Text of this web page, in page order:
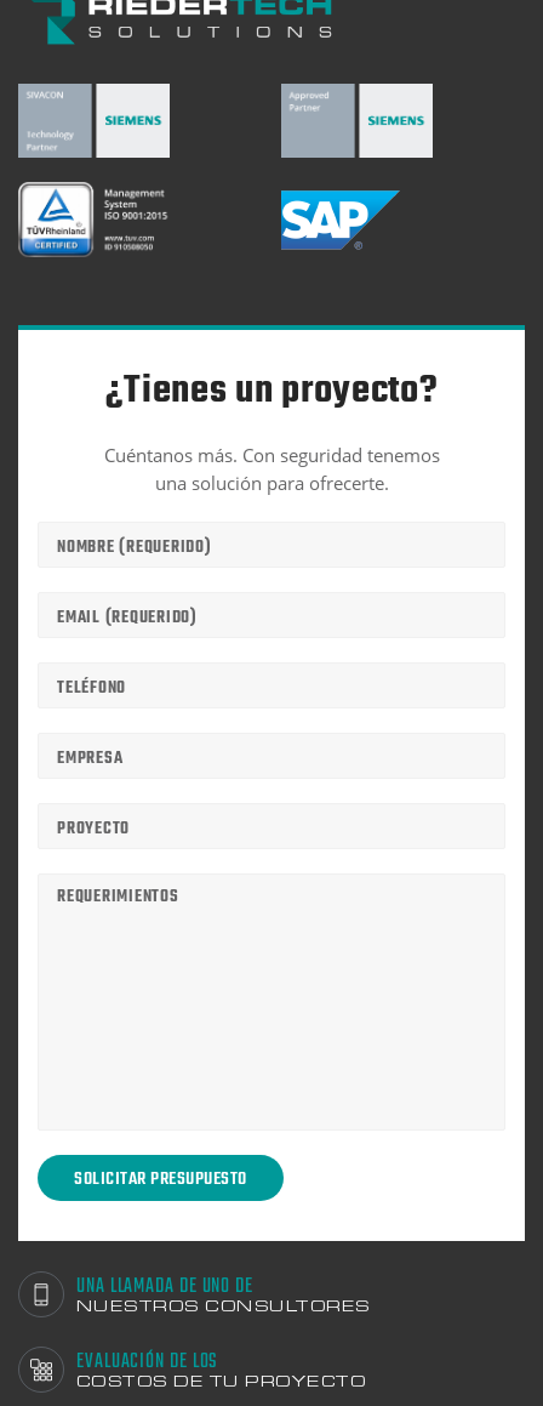
¿Tienes un proyecto?
Cuéntanos más. Con seguridad tenemos
una solución para ofrecerte.
UNA LLAMADA DE UNO DE
NUESTROS CONSULTORES
EVALUACIÓN DE LOS
COSTOS DE TU PROYECTO